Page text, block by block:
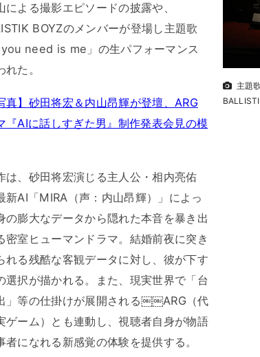
主題
による撮影エピソードの披露や、
BOYZのメンバーが登場し主題歌
you need is me」の生パフォーマンス
れた。
真】砂田将宏＆内山昂輝が登壇、ARG
『AIに話しすぎた男』制作発表会見の模
、砂田将宏演じる主人公・相内亮佑
新AI「MIRA（声：内山昂輝）」によっ
の膨大なデータから隠れた本音を暴き出
密室ヒューマンドラマ。結婚前夜に突き
れる残酷な客観データに対し、彼が下す
選択が描かれる。また、現実世界で「台
」等の仕掛けが展開される￼￼ARG（代
ゲーム）とも連動し、視聴者自身が物語
者になれる新感覚の体験を提供する。